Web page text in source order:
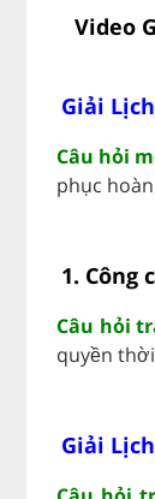
Video
Giải
Câu hỏi
phục
1. Công
Câu hỏi
quyền
Giải